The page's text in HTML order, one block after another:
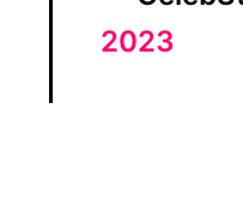
2023